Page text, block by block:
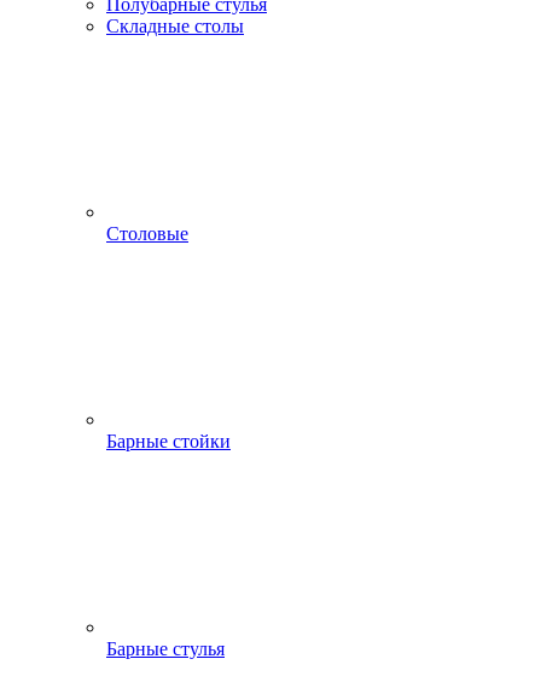
Полубарные стулья
Складные столы
Столовые
Барные стойки
Барные стулья